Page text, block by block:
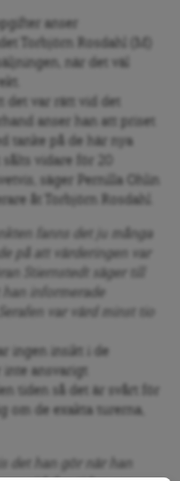
anser
Torbjörn Rosdahl (M)
när det väl
det var rätt vid det
anser han att priset
tanke på de här nya
vidare för 20
säger Pernilla Ohlin
åt Torbjörn Rosdahl.
fanns det ju många
på att värderingen var
Stiernstedt säger till
informerade
var värd minst tio
ingen insikt i de
inte ansvarigt
tiden så det är svårt för
om de exakta turerna,
det han gör när han